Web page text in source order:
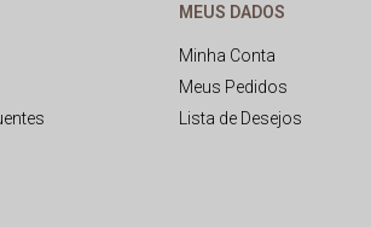
MEUS DADOS
Minha Conta
Meus Pedidos
Lista de Desejos